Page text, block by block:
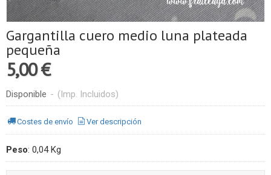
Gargantilla cuero medio luna plateada
pequeña
5,00 €
Disponible - (Imp. Incluidos)
Costes de envío Ver descripción
Peso: 0,04 Kg